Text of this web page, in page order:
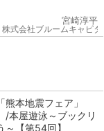
宮崎淳平
株式会社ブルームキャピ
本地震フェア」
/本屋遊泳～ブックリ
～【第54回】